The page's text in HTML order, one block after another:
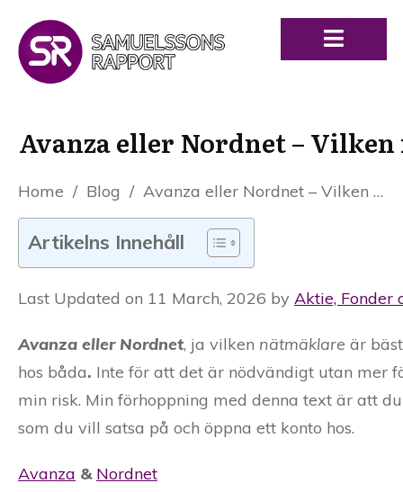
Avanza eller Nordnet –
Home / Blog / Avanza eller Nordnet – Vilken nätmäklare är bäst?
Artikelns Innehåll
Last Updated on 11 March, 2026 by Aktie, Fonder
Avanza eller Nordnet, ja vilken nätmäklare är
hos båda. Inte för att det är nödvändigt utan mer
min risk. Min förhoppning med denna text är att
som du vill satsa på och öppna ett konto hos.
Avanza & Nordnet